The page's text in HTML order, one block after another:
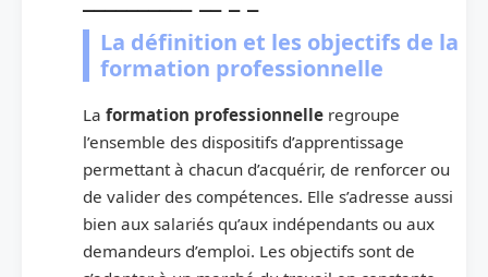
La définition et les objectifs de la
formation professionnelle
La formation professionnelle regroupe
l’ensemble des dispositifs d’apprentissage
permettant à chacun d’acquérir, de renforcer ou
de valider des compétences. Elle s’adresse aussi
bien aux salariés qu’aux indépendants ou aux
demandeurs d’emploi. Les objectifs sont de